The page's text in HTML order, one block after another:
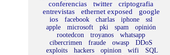
conferencias
twitter
criptografia
entrevistas
ethernet exposed
google
ios
facebook charlas iphone
ssl
apple
microsoft pki spam
opinión
rootedcon
troyanos
whatsapp
cibercrimen
fraude owasp
DDoS
exploits
hackers opinion wifi
SQL